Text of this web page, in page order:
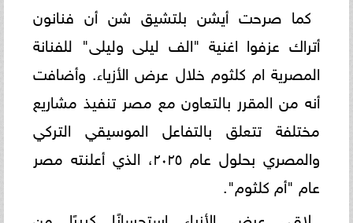
كما صرحت أيشن بلتشيق شن أن فنانون
أتراك عزفوا اغنية "الف ليلى وليلى" للفنانة
المصرية ام كلثوم خلال عرض الأزياء. وأضافت
أنه من المقرر بالتعاون مع مصر تنفيذ مشاريع
مختلفة تتعلق بالتفاعل الموسيقي التركي
والمصري بحلول عام ٢٠٢٥، الذي أعلنته مصر
عام "أم كلثوم".
لاقى عرض الأزياء استحسانًا كبيرًا من